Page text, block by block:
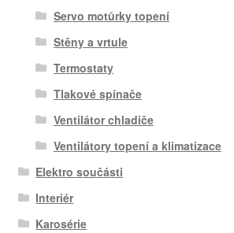
Servo motůrky topení
Stěny a vrtule
Termostaty
Tlakové spínače
Ventilátor chladiče
Ventilátory topení a klimatizace
Elektro součásti
Interiér
Karosérie